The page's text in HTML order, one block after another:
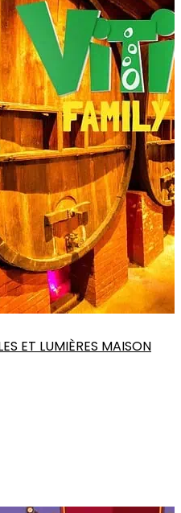
ET LUMIÈRES MAISON